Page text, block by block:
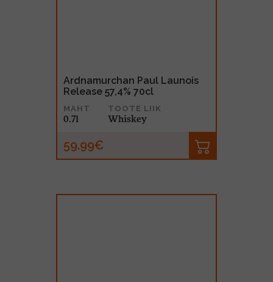
Ardnamurchan Paul Launois
Release 57,4% 70cl
MAHT
0.7l
TOOTE LIIK
Whiskey
59.99€